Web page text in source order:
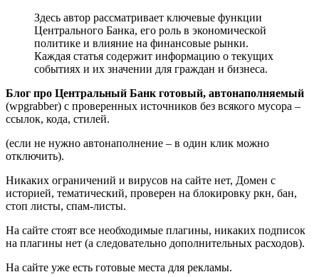
Здесь автор рассматривает ключевые функции
Центрального Банка, его роль в экономической
политике и влияние на финансовые рынки.
Каждая статья содержит информацию о текущих
событиях и их значении для граждан и бизнеса.
Блог про Центральный Банк готовый, автонаполняемый
(wpgrabber) с проверенных источников без всякого мусора –
ссылок, кода, стилей.
(если не нужно автонаполнение – в один клик можно
отключить).
Никаких ограничений и вирусов на сайте нет, Домен с
историей, тематический, проверен на блокировку ркн, бан,
стоп листы, спам-листы.
На сайте стоят все необходимые плагины, никаких подписок
на плагины нет (а следовательно дополнительных расходов).
На сайте уже есть готовые места для рекламы.